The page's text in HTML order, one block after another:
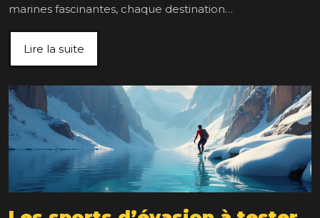
marines fascinantes, chaque destination…
Lire la suite